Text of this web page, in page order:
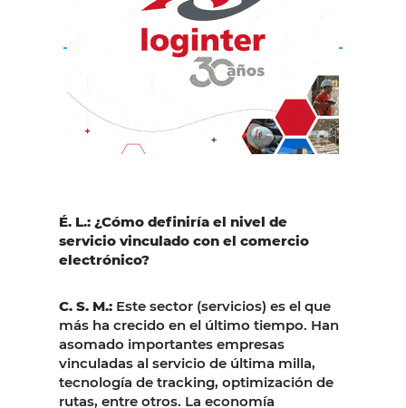
É. L.: ¿Cómo definiría el nivel de
servicio vinculado con el comercio
electrónico?
C. S. M.: Este sector (servicios) es el que
más ha crecido en el último tiempo. Han
asomado importantes empresas
vinculadas al servicio de última milla,
tecnología de tracking, optimización de
rutas, entre otros. La economía